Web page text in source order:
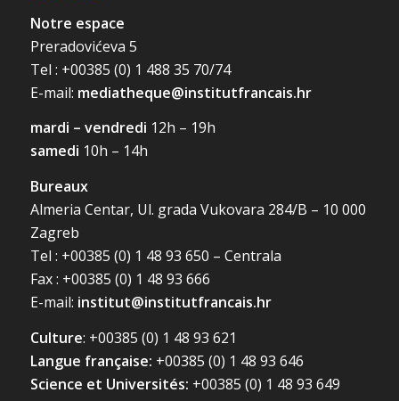
Notre espace
Preradovićeva 5
Tel : +00385 (0) 1 488 35 70/74
E-mail: mediatheque@institutfrancais.hr
mardi – vendredi 12h – 19h
samedi 10h – 14h
Bureaux
Almeria Centar, Ul. grada Vukovara 284/B – 10 000
Zagreb
Tel : +00385 (0) 1 48 93 650 – Centrala
Fax : +00385 (0) 1 48 93 666
E-mail: institut@institutfrancais.hr
Culture: +00385 (0) 1 48 93 621
Langue française: +00385 (0) 1 48 93 646
Science et Universités: +00385 (0) 1 48 93 649